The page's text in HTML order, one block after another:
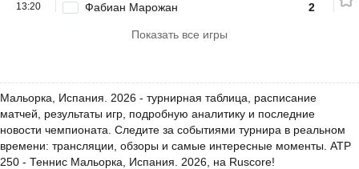
13:20
Фабиан Марожан
2
Показать все игры
Мальорка, Испания. 2026 - турнирная таблица, расписание
матчей, результаты игр, подробную аналитику и последние
новости чемпионата. Следите за событиями турнира в реальном
времени: трансляции, обзоры и самые интересные моменты. ATP
250 - Теннис Мальорка, Испания. 2026, на Ruscore!